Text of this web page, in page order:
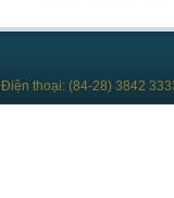
Điện thoại: (84-28) 3842